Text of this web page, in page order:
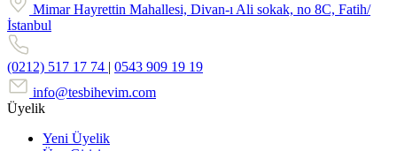
Mimar Hayrettin Mahallesi, Divan-ı Ali sokak, no 8C, Fatih/
İstanbul
(0212) 517 17 74 | 0543 909 19 19
info@tesbihevim.com
Üyelik
Yeni Üyelik